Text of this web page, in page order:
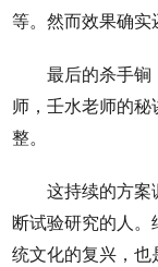
等。然而效果确实
最后的杀手锏
师，壬水老师的秘
整。
这持续的方案
断试验研究的人
统文化的复兴，也